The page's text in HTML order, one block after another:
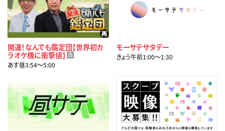
開運！なんでも鑑定団【世界初カ
ラオケ機に衝撃値】 再
あす昼3:54〜5:00
モーサテサタデー
きょう午前1:00〜1:30